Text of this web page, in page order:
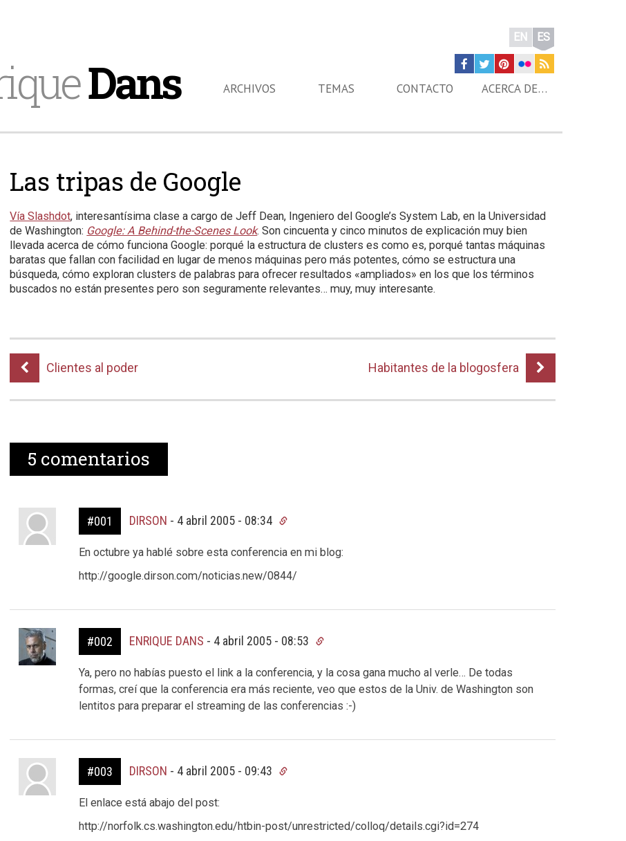
Dans
EN ES
ARCHIVOS TEMAS CONTACTO ACERCA DE…
Las tripas de Google
Vía Slashdot, interesantísima clase a cargo de Jeff Dean, Ingeniero del Google’s System Lab, en la Universidad
de Washington: Google: A Behind-the-Scenes Look. Son cincuenta y cinco minutos de explicación muy bien
llevada acerca de cómo funciona Google: porqué la estructura de clusters es como es, porqué tantas máquinas
baratas que fallan con facilidad en lugar de menos máquinas pero más potentes, cómo se estructura una
búsqueda, cómo exploran clusters de palabras para ofrecer resultados «ampliados» en los que los términos
buscados no están presentes pero son seguramente relevantes… muy, muy interesante.
Clientes al poder Habitantes de la blogosfera
5 comentarios
#001 DIRSON - 4 abril 2005 - 08:34
En octubre ya hablé sobre esta conferencia en mi blog:
http://google.dirson.com/noticias.new/0844/
#002 ENRIQUE DANS - 4 abril 2005 - 08:53
Ya, pero no habías puesto el link a la conferencia, y la cosa gana mucho al verle… De todas
formas, creí que la conferencia era más reciente, veo que estos de la Univ. de Washington son
lentitos para preparar el streaming de las conferencias :-)
#003 DIRSON - 4 abril 2005 - 09:43
El enlace está abajo del post:
http://norfolk.cs.washington.edu/htbin-post/unrestricted/colloq/details.cgi?id=274